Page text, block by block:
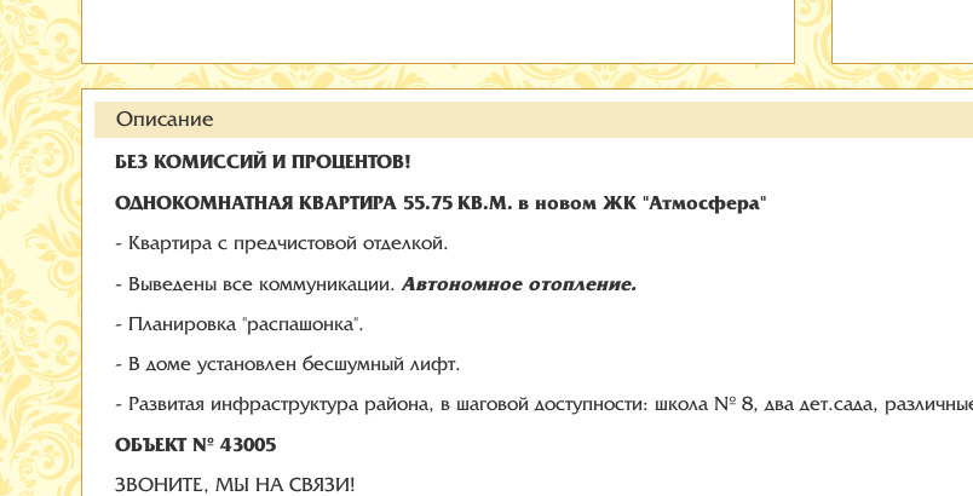
Описание
БЕЗ КОМИССИЙ И ПРОЦЕНТОВ!
ОДНОКОМНАТНАЯ КВАРТИРА 55.75 КВ.М. в новом ЖК "Атмосфера"
- Квартира с предчистовой отделкой.
- Выведены все коммуникации. Автономное отопление.
- Планировка "распашонка".
- В доме установлен бесшумный лифт.
- Развитая инфраструктура района, в шаговой доступности: школа № 8, два дет.сада,
ОБЪЕКТ № 43005
ЗВОНИТЕ, МЫ НА СВЯЗИ!